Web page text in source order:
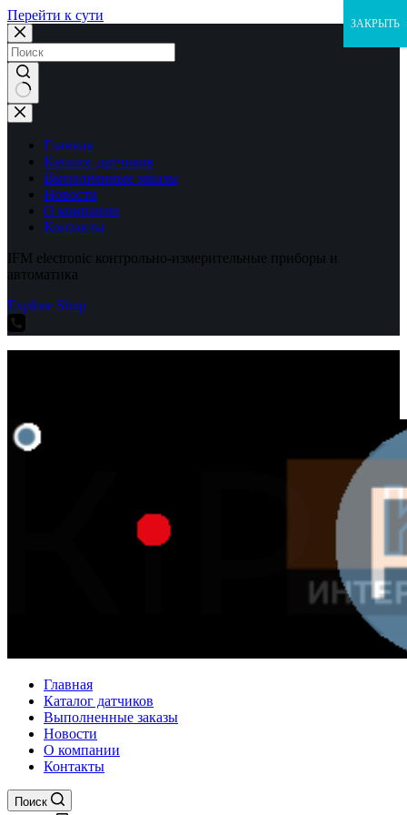
Перейти к сути
Ничего
не
найденоГлавная
Каталог датчиков
Выполненные заказы
Новости
О компании
Контакты
IFM electronic контрольно-измерительные приборы и
автоматика
Explore Shop
Главная
Каталог датчиков
Выполненные заказы
Новости
О компании
Контакты
Поиск
ЗАКРЫТЬ